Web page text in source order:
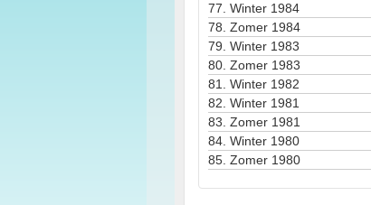
77. Winter 1984
78. Zomer 1984
79. Winter 1983
80. Zomer 1983
81. Winter 1982
82. Winter 1981
83. Zomer 1981
84. Winter 1980
85. Zomer 1980